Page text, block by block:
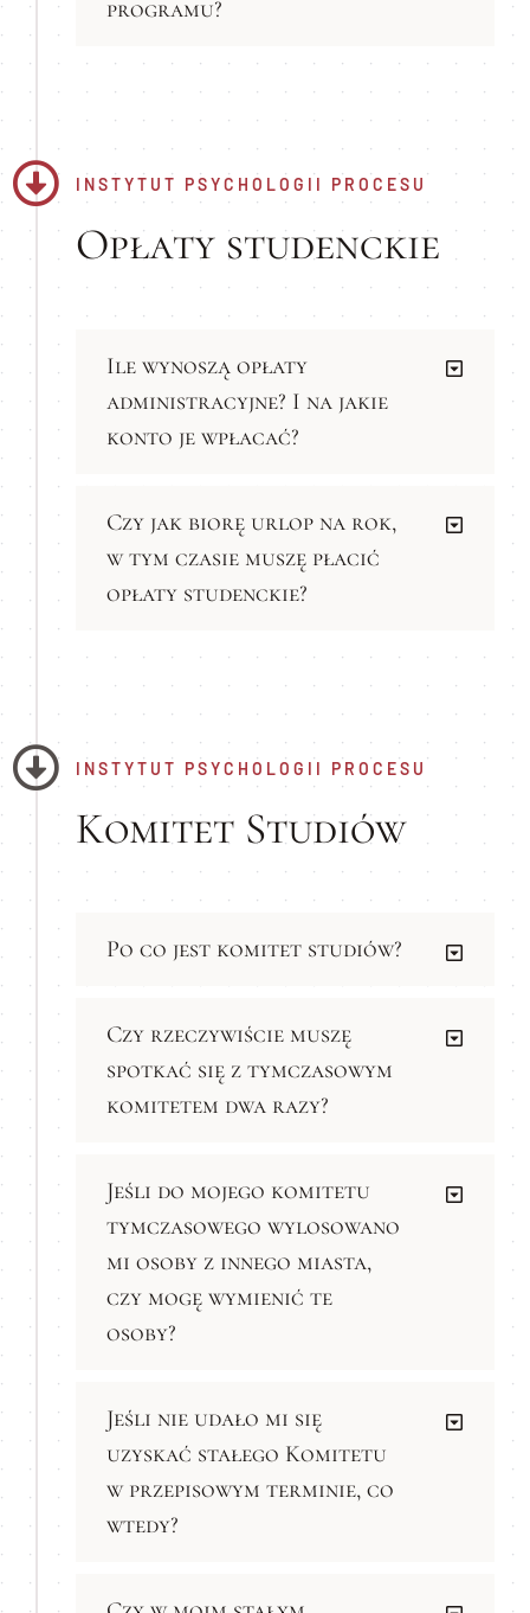
programu?
INSTYTUT PSYCHOLOGII PROCESU
Opłaty studenckie
Ile wynoszą opłaty
administracyjne? I na jakie
konto je wpłacać?
Czy jak biorę urlop na rok,
w tym czasie muszę płacić
opłaty studenckie?
INSTYTUT PSYCHOLOGII PROCESU
Komitet Studiów
Po co jest komitet studiów?
Czy rzeczywiście muszę
spotkać się z tymczasowym
komitetem dwa razy?
Jeśli do mojego komitetu
tymczasowego wylosowano
mi osoby z innego miasta,
czy mogę wymienić te
osoby?
Jeśli nie udało mi się
uzyskać stałego Komitetu
w przepisowym terminie, co
wtedy?